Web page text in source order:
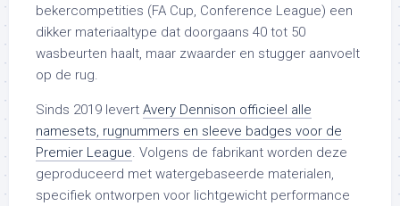
bekercompetities (FA Cup, Conference League) een
dikker materiaaltype dat doorgaans 40 tot 50
wasbeurten haalt, maar zwaarder en stugger aanvoelt
op de rug.
Sinds 2019 levert Avery Dennison officieel alle
namesets, rugnummers en sleeve badges voor de
Premier League. Volgens de fabrikant worden deze
geproduceerd met watergebaseerde materialen,
specifiek ontworpen voor lichtgewicht performance